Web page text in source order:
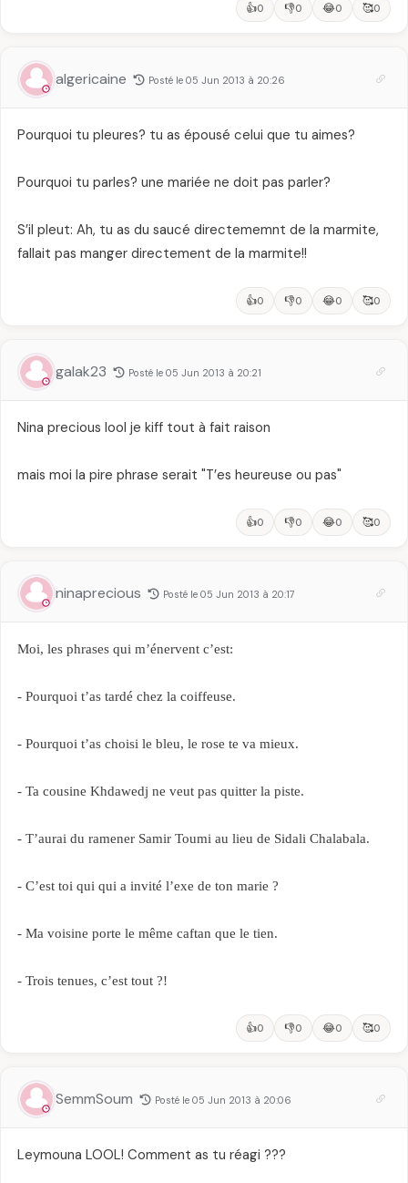
👍0 👎0 😂0 🥰0
algericaine Posté le 05 Jun 2013 à 20:26
Pourquoi tu pleures? tu as épousé celui que tu aimes?
Pourquoi tu parles? une mariée ne doit pas parler?
S’il pleut: Ah, tu as du saucé directememnt de la marmite,
fallait pas manger directement de la marmite!!
👍0 👎0 😂0 🥰0
galak23 Posté le 05 Jun 2013 à 20:21
Nina precious lool je kiff tout à fait raison
mais moi la pire phrase serait "T’es heureuse ou pas"
👍0 👎0 😂0 🥰0
ninaprecious Posté le 05 Jun 2013 à 20:17
Moi, les phrases qui m’énervent c’est:
- Pourquoi t’as tardé chez la coiffeuse.
- Pourquoi t’as choisi le bleu, le rose te va mieux.
- Ta cousine Khdawedj ne veut pas quitter la piste.
- T’aurai du ramener Samir Toumi au lieu de Sidali Chalabala.
- C’est toi qui qui a invité l’exe de ton marie ?
- Ma voisine porte le même caftan que le tien.
- Trois tenues, c’est tout ?!
👍0 👎0 😂0 🥰0
SemmSoum Posté le 05 Jun 2013 à 20:06
Leymouna LOOL! Comment as tu réagi ???